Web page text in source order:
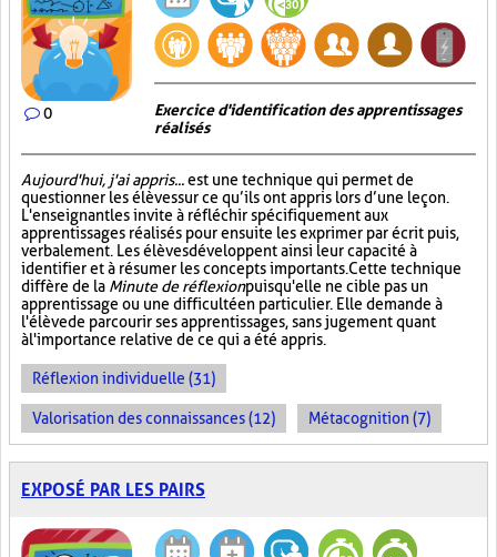
0
Exercice d'identification des apprentissages
réalisés
Aujourd'hui, j'ai appris...est une technique qui permet de
questionner les élèves sur ce qu’ils ont appris lors d’une leçon.
L'enseignant les invite à réfléchir spécifiquement aux
apprentissages réalisés pour ensuite les exprimer par écrit puis,
verbalement. Les élèves développent ainsi leur capacité à
identifier et à résumer les concepts importants. Cette technique
diffère de la Minute de réflexionpuisqu'elle ne cible pas un
apprentissage ou une difficulté en particulier. Elle demande à
l'élève de parcourir ses apprentissages, sans jugement quant
à l'importance relative de ce qui a été appris.
Réflexion individuelle (31)
Valorisation des connaissances (12) Métacognition (7)
EXPOSÉ PAR LES PAIRS